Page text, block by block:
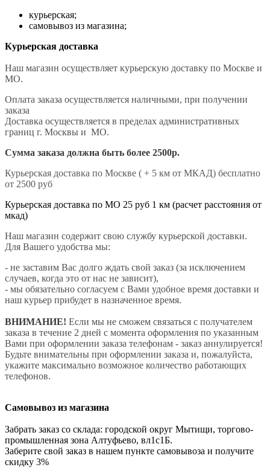
курьерская;
самовывоз из магазина;
Курьерская доставка
Наш магазин осуществляет курьерскую доставку по Москве и
МО.
Оплата заказа осуществляется наличными, при получении
заказа
Доставка осуществляется в пределах административных
границ г. Москвы и МО.
Сумма заказа должна быть более 2500р.
Курьерская доставка по Москве ( + 5 км от МКАД) бесплатно
от 2500 руб
Курьерская доставка по МО 25 руб 1 км (расчет расстояния от
мкад)
Наш магазин содержит свою службу курьерской доставки.
Для Вашего удобства мы:
- не заставим Вас долго ждать свой заказ (за исключением
случаев, когда это от нас не зависит),
- мы обязательно согласуем с Вами удобное время доставки и
наш курьер прибудет в назначенное время.
ВНИМАНИЕ! Если мы не сможем связаться с получателем
заказа в течение 2 дней с момента оформления по указанным
Вами при оформлении заказа телефонам - заказ аннулируется!
Будьте внимательны при оформлении заказа и, пожалуйста,
укажите максимально возможное количество работающих
телефонов.
Самовывоз из магазина
Забрать заказ со склада: городской округ Мытищи, торгово-
промышленная зона Алтуфьево, вл1с1Б.
Заберите свой заказ в нашем пункте самовывоза и получите
скидку 3%